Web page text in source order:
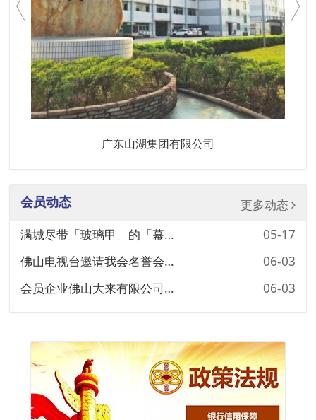
广东山湖集团有限公司
会员动态
更多动态
满城尽带「玻璃甲」的「幕」后英雄
05-17
佛山电视台邀请我会名誉会长伍庭光先生公益主持《庭光访谈》节目
06-03
会员企业佛山大来有限公司中共党支部与佛山市市场监督管理局机关第九支部结对共联共建活动
06-03